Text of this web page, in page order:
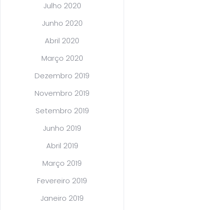
Julho 2020
Junho 2020
Abril 2020
Março 2020
Dezembro 2019
Novembro 2019
Setembro 2019
Junho 2019
Abril 2019
Março 2019
Fevereiro 2019
Janeiro 2019